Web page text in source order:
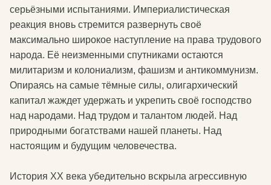
серьёзными испытаниями. Империалистическая
реакция вновь стремится развернуть своё
максимально широкое наступление на права трудового
народа. Её неизменными спутниками остаются
милитаризм и колониализм, фашизм и антикоммунизм.
Опираясь на самые тёмные силы, олигархический
капитал жаждет удержать и укрепить своё господство
над народами. Над трудом и талантом людей. Над
природными богатствами нашей планеты. Над
настоящим и будущим человечества.
История XX века убедительно вскрыла агрессивную